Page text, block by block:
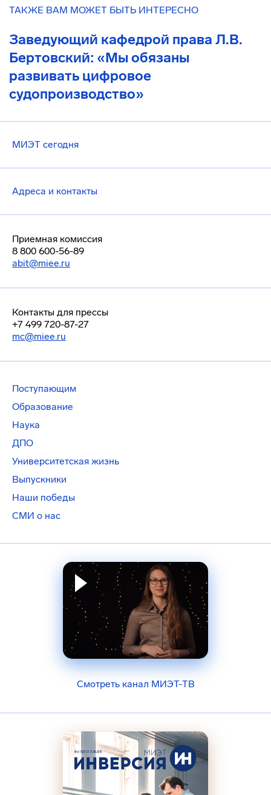
ТАКЖЕ ВАМ МОЖЕТ БЫТЬ ИНТЕРЕСНО
Заведующий кафедрой права Л.В.
Бертовский: «Мы обязаны
развивать цифровое
судопроизводство»
МИЭТ сегодня
Адреса и контакты
Приемная комиссия
8 800 600-56-89
abit@miee.ru
Контакты для прессы
+7 499 720-87-27
mc@miee.ru
Поступающим
Образование
Наука
ДПО
Университетская жизнь
Выпускники
Наши победы
СМИ о нас
Смотреть канал МИЭТ-ТВ